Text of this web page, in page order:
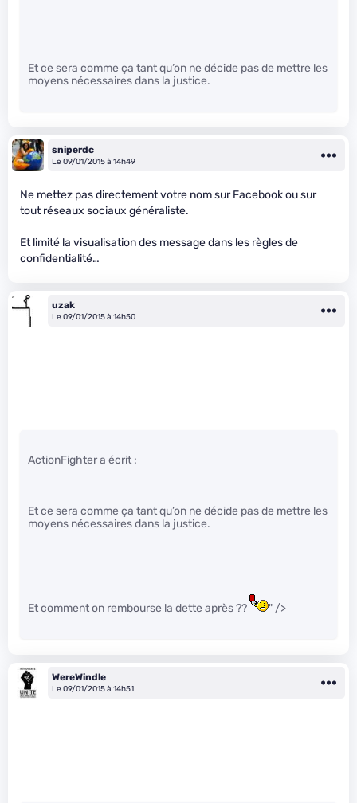
Et ce sera comme ça tant qu’on ne décide pas de mettre les
moyens nécessaires dans la justice.
sniperdc
Le 09/01/2015 à 14h49
Ne mettez pas directement votre nom sur Facebook ou sur
tout réseaux sociaux généraliste.
Et limité la visualisation des message dans les règles de
confidentialité…
uzak
Le 09/01/2015 à 14h50
ActionFighter a écrit :
Et ce sera comme ça tant qu’on ne décide pas de mettre les
moyens nécessaires dans la justice.
Et comment on rembourse la dette après ?? " />
WereWindle
Le 09/01/2015 à 14h51